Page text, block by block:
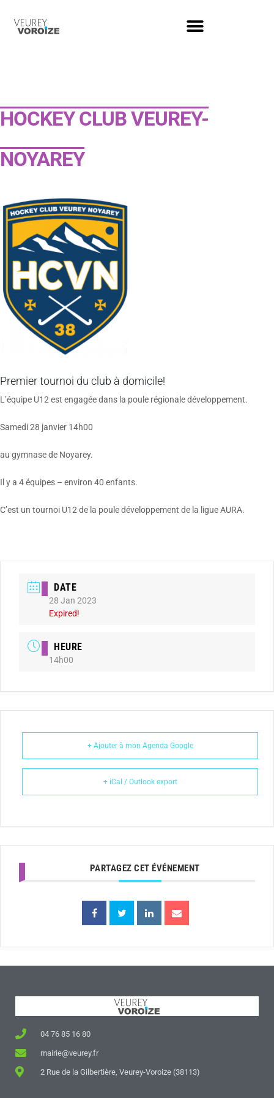
HOCKEY CLUB VEUREY-
NOYAREY
Premier tournoi du club à domicile!
L’équipe U12 est engagée dans la poule régionale développement.
Samedi 28 janvier 14h00
au gymnase de Noyarey.
Il y a 4 équipes – environ 40 enfants.
C’est un tournoi U12 de la poule développement de la ligue AURA.
DATE
28 Jan 2023
Expired!
HEURE
14h00
+ Ajouter à mon Agenda Google
+ iCal / Outlook export
PARTAGEZ CET ÉVÉNEMENT
04 76 85 16 80
mairie@veurey.fr
2 Rue de la Gilbertière, Veurey-Voroize (38113)